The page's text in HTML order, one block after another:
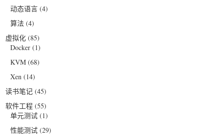
动态语言 (4)
算法 (4)
虚拟化 (85)
Docker (1)
KVM (68)
Xen (14)
读书笔记 (45)
软件工程 (55)
单元测试 (1)
性能测试 (29)